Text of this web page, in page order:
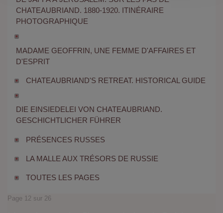
CHATEAUBRIAND. 1880-1920. ITINÉRAIRE
PHOTOGRAPHIQUE
MADAME GEOFFRIN, UNE FEMME D'AFFAIRES ET
D'ESPRIT
CHATEAUBRIAND'S RETREAT. HISTORICAL GUIDE
DIE EINSIEDELEI VON CHATEAUBRIAND.
GESCHICHTLICHER FÜHRER
PRÉSENCES RUSSES
LA MALLE AUX TRÉSORS DE RUSSIE
TOUTES LES PAGES
Page 12 sur 26